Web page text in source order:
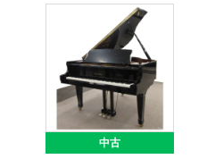
中古